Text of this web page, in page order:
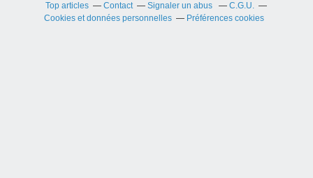
Top articles Contact Signaler un abus
C.G.U.
Cookies et données personnelles
Préférences cookies